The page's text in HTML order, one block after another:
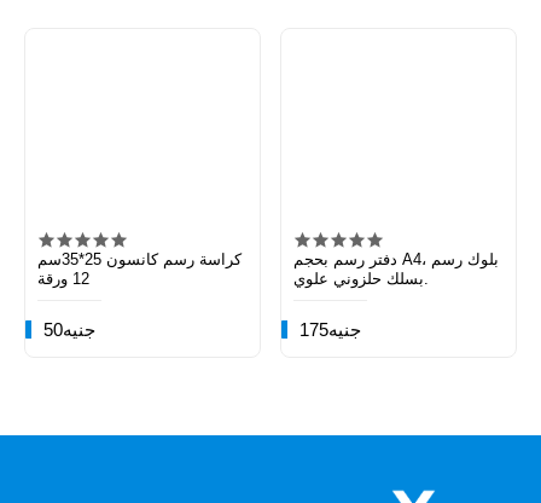
دفتر رسم بحجم A4، بلوك رسم
بسلك حلزوني علوي.
175جنيه
كراسة رسم كانسون 25*35سم
12 ورقة
50جنيه